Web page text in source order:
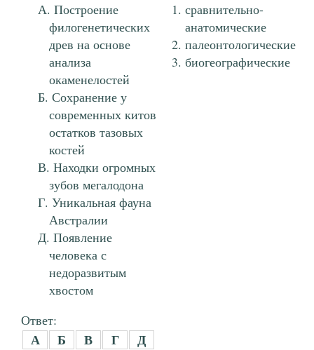
Построение
филогенетических
древ на основе
анализа
окаменелостей
Сохранение у
современных китов
остатков тазовых
костей
Находки огромных
зубов мегалодона
Уникальная фауна
Австралии
Появление
человека с
недоразвитым
хвостом
сравнительно-
анатомические
палеонтологические
биогеографические
Ответ:
А Б В Г Д